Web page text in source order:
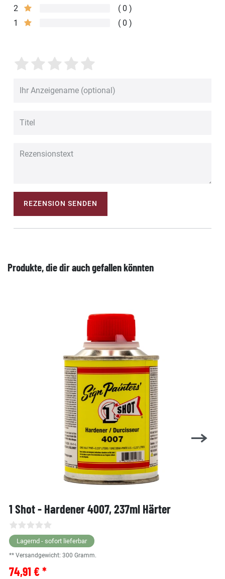
2
0
1
0
REZENSION SENDEN
Produkte, die dir auch gefallen könnten
1 Shot - Hardener 4007, 237ml Härter
Lagernd - sofort lieferbar
** Versandgewicht: 300 Gramm.
74,91 € *